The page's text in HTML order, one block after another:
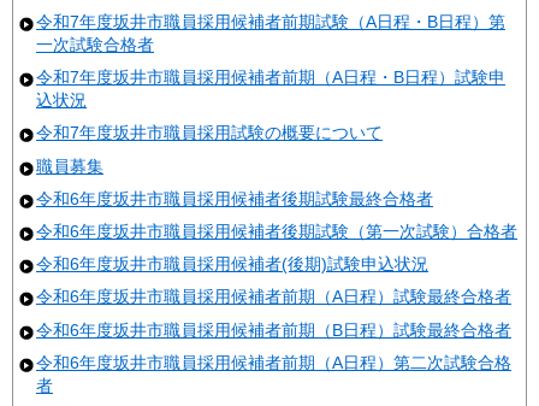
令和7年度坂井市職員採用候補者前期試験（A日程・B日程）第
一次試験合格者
令和7年度坂井市職員採用候補者前期（A日程・B日程）試験申
込状況
令和7年度坂井市職員採用試験の概要について
職員募集
令和6年度坂井市職員採用候補者後期試験最終合格者
令和6年度坂井市職員採用候補者後期試験（第一次試験）合格者
令和6年度坂井市職員採用候補者(後期)試験申込状況
令和6年度坂井市職員採用候補者前期（A日程）試験最終合格者
令和6年度坂井市職員採用候補者前期（B日程）試験最終合格者
令和6年度坂井市職員採用候補者前期（A日程）第二次試験合格
者